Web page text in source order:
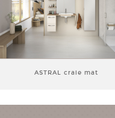
ASTRAL craie mat